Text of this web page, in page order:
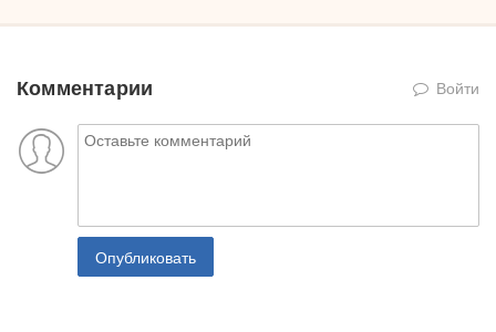
Комментарии Войти
Опубликовать